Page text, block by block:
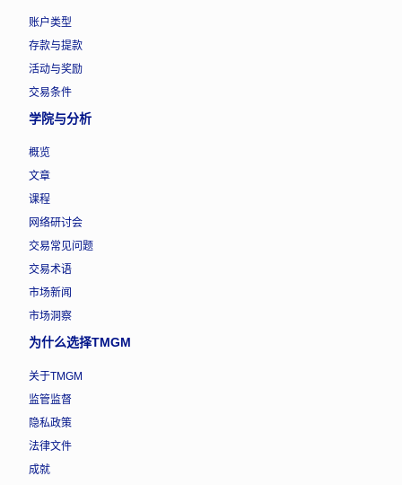
账户类型
存款与提款
活动与奖励
交易条件
学院与分析
概览
文章
课程
网络研讨会
交易常见问题
交易术语
市场新闻
市场洞察
为什么选择TMGM
关于TMGM
监管监督
隐私政策
法律文件
成就